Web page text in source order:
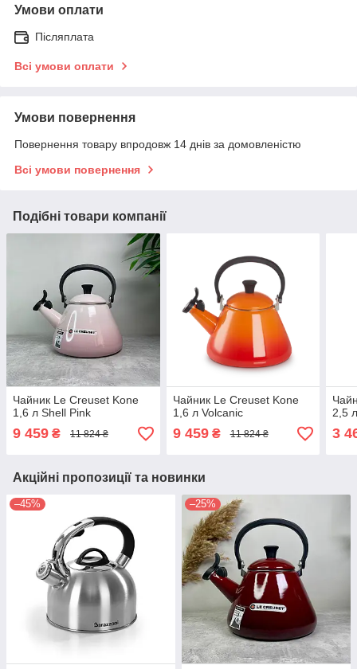
Умови оплати
Післяплата
Всі умови оплати
Умови повернення
Повернення товару впродовж 14 днів за домовленістю
Всі умови повернення
Подібні товари компанії
Чайник Le Creuset Kone
1,6 л Shell Pink
9 459 ₴ 11 824 ₴
Чайник Le Creuset Kone
1,6 л Volcanic
9 459₴ 11 824 ₴
2,5
3
Акційні пропозиції та новинки
–45% –25%